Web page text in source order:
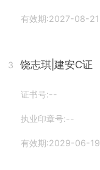
有效期:2027-08-21
3 饶志琪 |建安C证
证书号:--
执业印章号:--
有效期:2029-06-19